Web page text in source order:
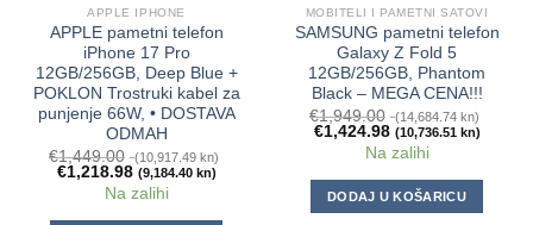
APPLE IPHONE
APPLE pametni telefon
iPhone 17 Pro
12GB/256GB, Deep Blue +
POKLON Trostruki kabel za
punjenje 66W, • DOSTAVA
ODMAH
€1,449.00 (10,917.49 kn)
€1,218.98 (9,184.40 kn)
Na zalihi
MOBITELI I PAMETNI SATOVI
SAMSUNG pametni telefon
Galaxy Z Fold 5
12GB/256GB, Phantom
Black – MEGA CENA!!!
€1,949.00 (14,684.74 kn)
€1,424.98 (10,736.51 kn)
Na zalihi
DODAJ U KOŠARICU